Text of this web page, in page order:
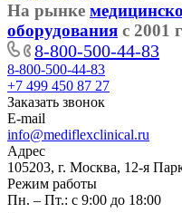
На рынке
оборудования с 2001
8-800-500-44-83
8-800-500-44-83
+7 499 450 87 27
Заказать звонок
E-mail
info@mediflexclinical.ru
Адрес
105203, г. Москва, 12-я
Режим работы
Пн. – Пт.: с 9:00 до 18:00